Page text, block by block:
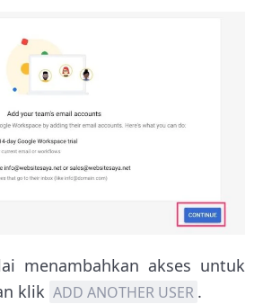
menambahkan akses untuk
klik ADD ANOTHER USER .